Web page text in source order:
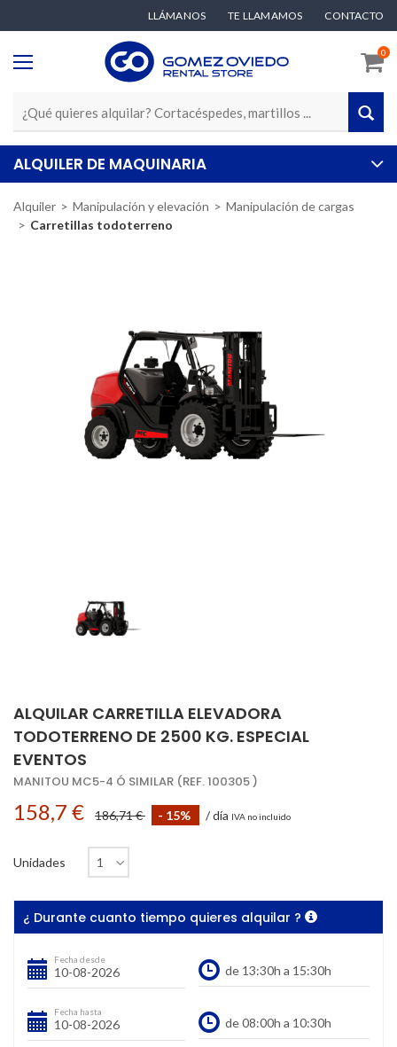
LLÁMANOS TE LLAMAMOS CONTACTO
0
ALQUILER DE MAQUINARIA
Alquiler Manipulación y elevación
Manipulación de cargas
Carretillas todoterreno
ALQUILAR CARRETILLA ELEVADORA
TODOTERRENO DE 2500 KG. ESPECIAL
EVENTOS
MANITOU MC5-4 Ó SIMILAR (REF. 100305 )
158,7 € 186,71 € - 15% / día IVA no incluido
Unidades
¿ Durante cuanto tiempo quieres alquilar ?
Fecha desde
Fecha hasta